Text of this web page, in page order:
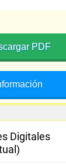
PDF
Digitales